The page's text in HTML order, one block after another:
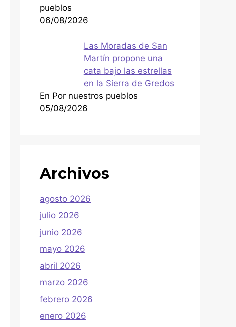
pueblos
06/08/2026
Las Moradas de San
Martín propone una
cata bajo las estrellas
en la Sierra de Gredos
En Por nuestros pueblos
05/08/2026
Archivos
agosto 2026
julio 2026
junio 2026
mayo 2026
abril 2026
marzo 2026
febrero 2026
enero 2026